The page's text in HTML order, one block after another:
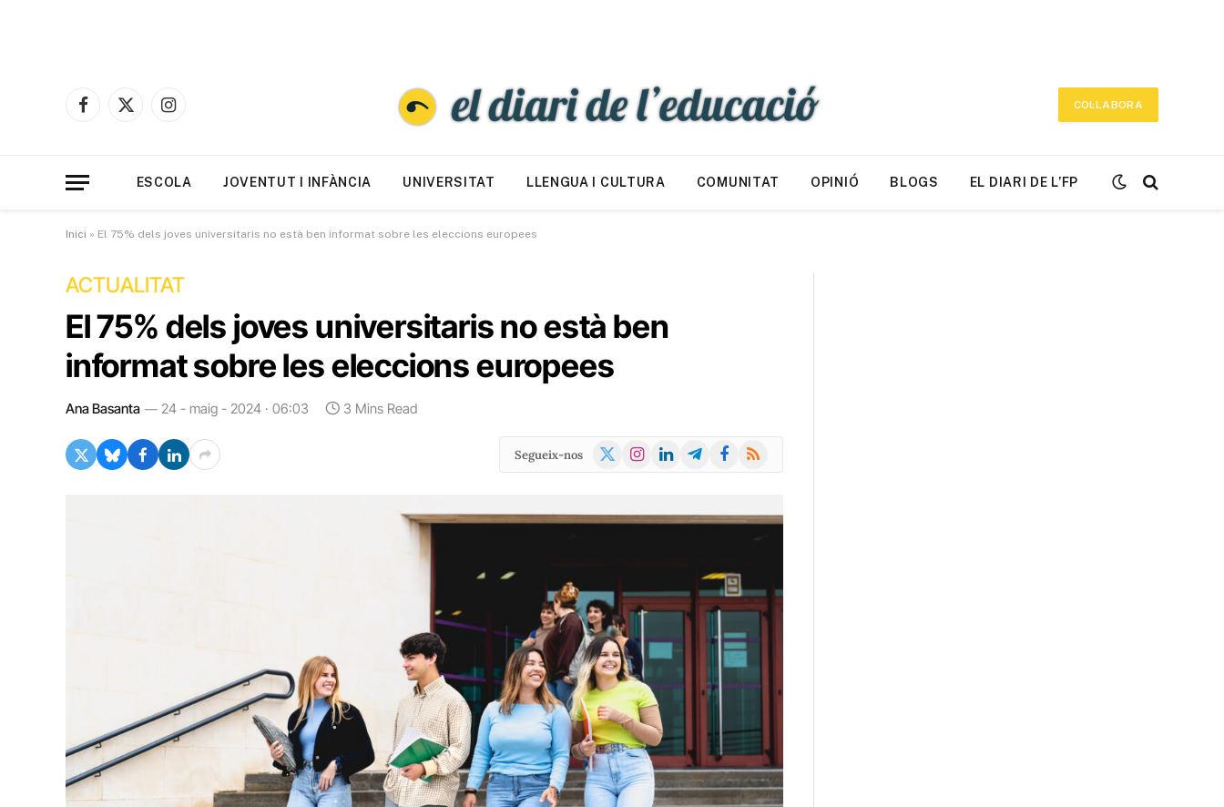
Facebook
X
Instagram
COL·LABORA
ESCOLA JOVENTUT I INFÀNCIA UNIVERSITAT LLENGUA I CULTURA COMUNITAT OPINIÓ BLOGS EL DIARI DE L’FP
Inici » El 75% dels joves universitaris no està ben informat sobre les eleccions europees
ACTUALITAT
El 75% dels joves universitaris no està ben
informat sobre les eleccions europees
Ana Basanta 24 - maig - 2024 · 06:03 3 Mins Read
Segueix-nos
X
Instagram
LinkedInTelegramFacebook
RSS